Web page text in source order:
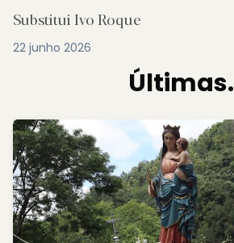
Substitui Ivo Roque
22 junho 2026
Últimas.